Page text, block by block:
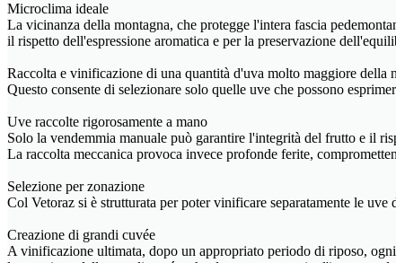
Microclima ideale
La vicinanza della montagna, che protegge l'intera fascia
il rispetto dell'espressione aromatica e per la preservazione
Raccolta e vinificazione di una quantità d'uva molto maggiore della
Questo consente di selezionare solo quelle uve che possono
Uve raccolte rigorosamente a mano
Solo la vendemmia manuale può garantire l'integrità del frutto e il
La raccolta meccanica provoca invece profonde ferite,
Selezione per zonazione
Col Vetoraz si è strutturata per poter vinificare separatamente le
Creazione di grandi cuvée
A vinificazione ultimata, dopo un appropriato periodo di riposo,